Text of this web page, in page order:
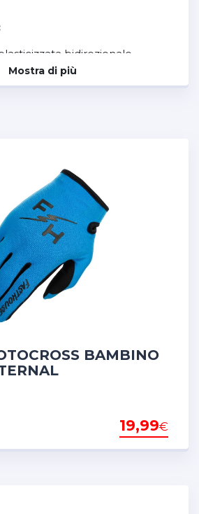
bidirezionale,
di lunga durata
per una vestibilità precisa
Mostra di più
BAMBINO
19,99€